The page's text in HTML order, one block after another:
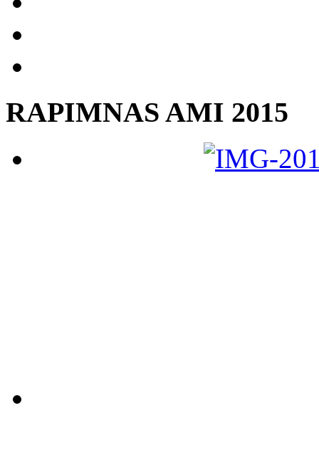
RAPIMNAS AMI 2015